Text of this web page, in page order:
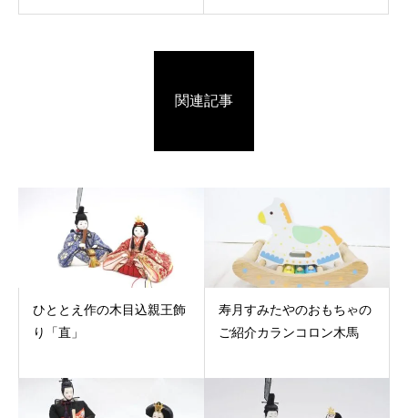
関連記事
ひととえ作の木目込親王飾
り「直」
寿月すみたやのおもちゃの
ご紹介カランコロン木馬